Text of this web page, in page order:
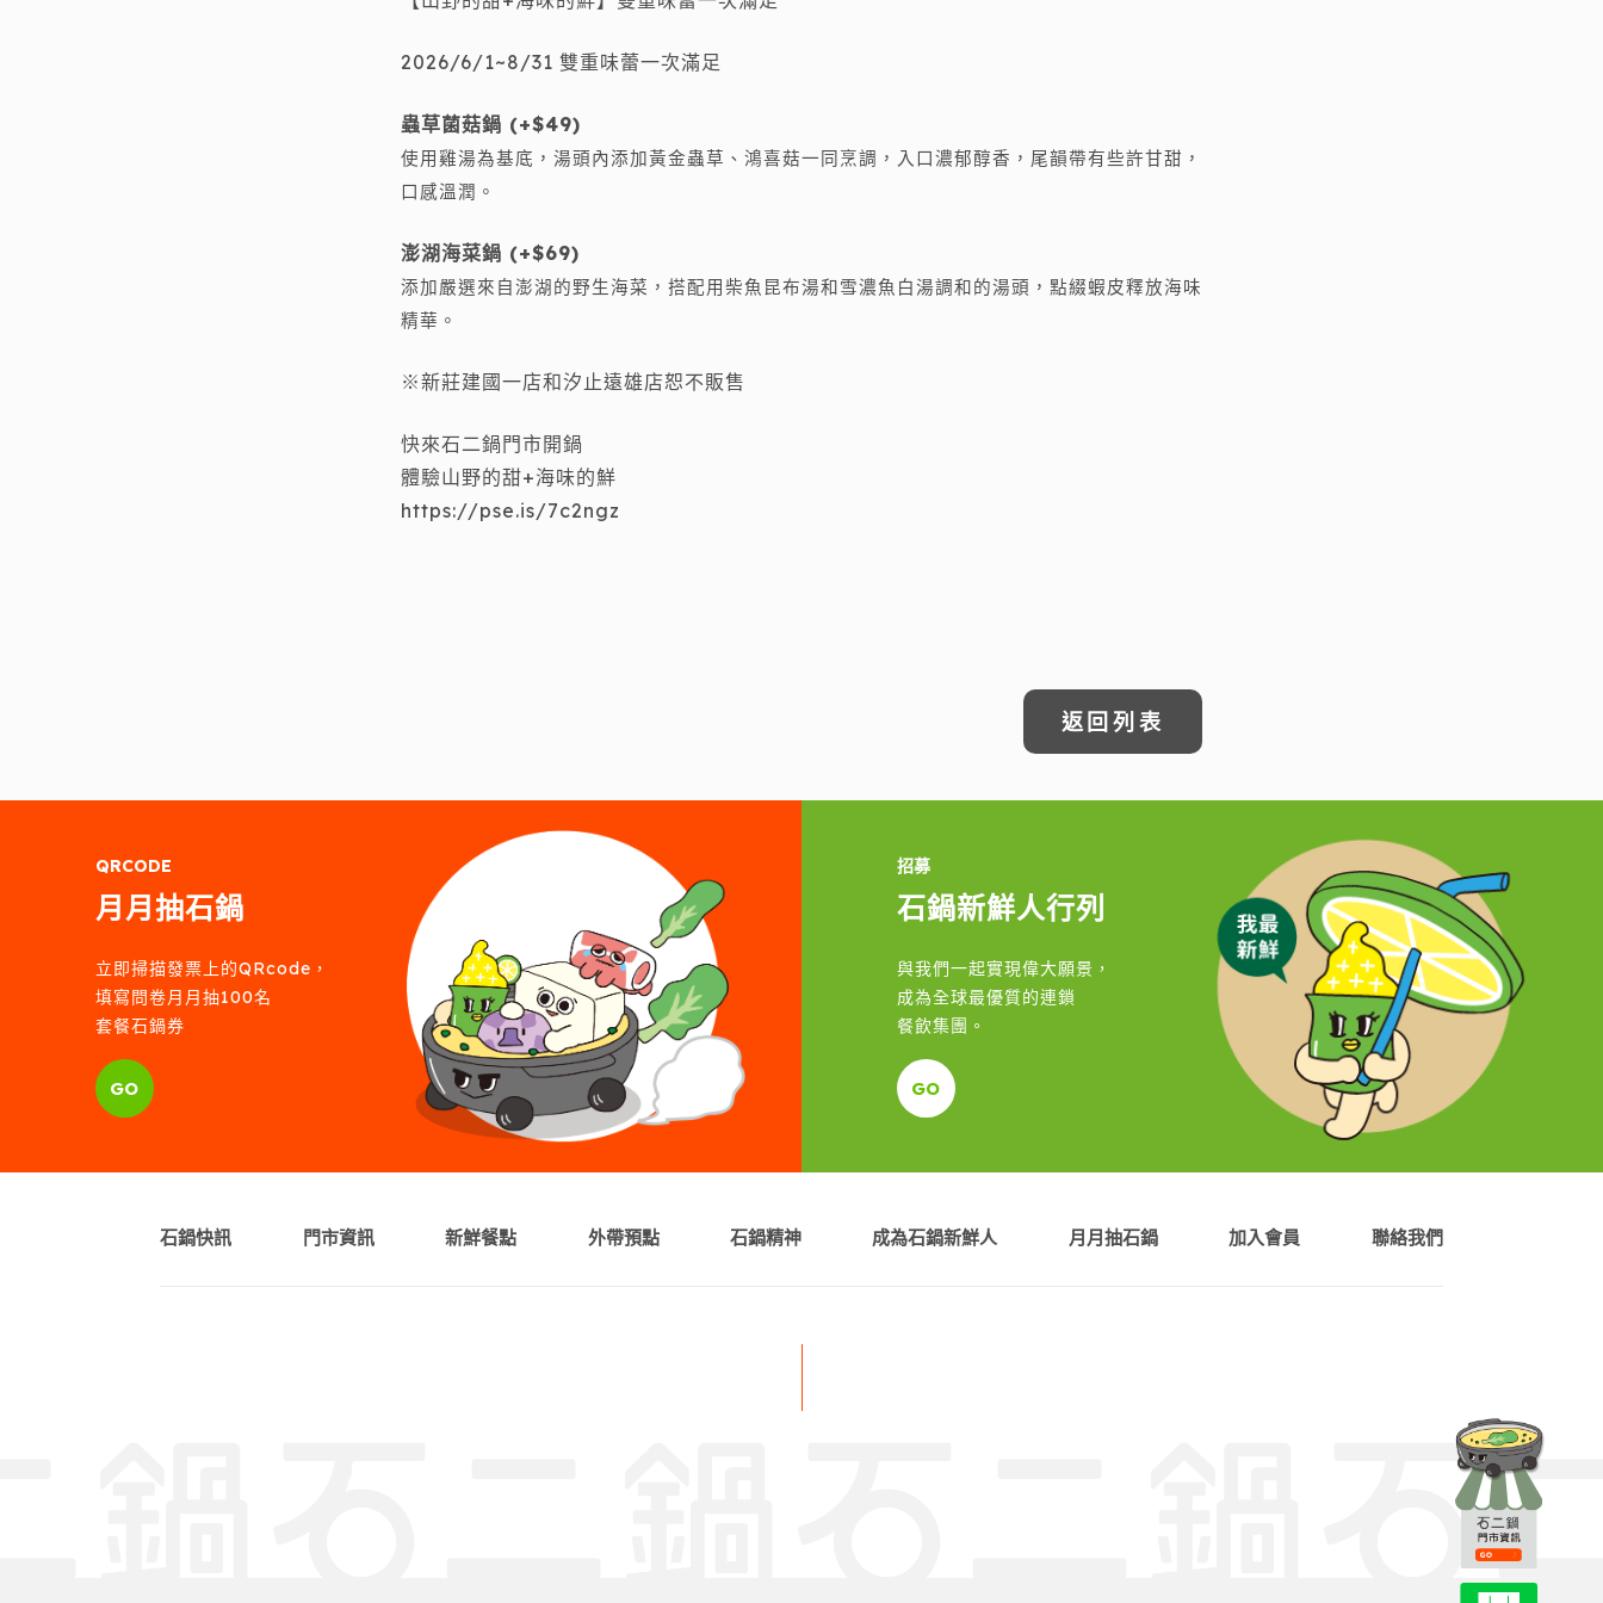
2026/6/1~8/31 雙重味蕾一次滿足
蟲草菌菇鍋 (+$49)
使用雞湯為基底，湯頭內添加黃金蟲草、鴻喜菇一同烹調，入口濃郁醇香，尾韻帶有些許甘甜，
口感溫潤。
澎湖海菜鍋 (+$69)
添加嚴選來自澎湖的野生海菜，搭配用柴魚昆布湯和雪濃魚白湯調和的湯頭，點綴蝦皮釋放海味
精華。
※新莊建國一店和汐止遠雄店恕不販售
快來石二鍋門市開鍋
體驗山野的甜+海味的鮮
https://pse.is/7c2ngz
返回列表
QRCODE
月月抽石鍋
立即掃描發票上的QRcode，
填寫問卷月月抽100名
套餐石鍋券
GO
招募
石鍋新鮮人行列
與我們一起實現偉大願景，
成為全球最優質的連鎖
餐飲集團。
GO
石鍋快訊 門市資訊 新鮮餐點 外帶預點 石鍋精神 成為石鍋新鮮人 月月抽石鍋 加入會員 聯絡我們